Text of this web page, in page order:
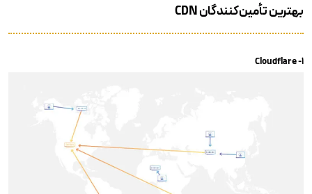
بهترین تأمین‌کنندگان CDN
۱- Cloudflare